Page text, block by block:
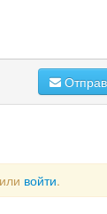
или войти.